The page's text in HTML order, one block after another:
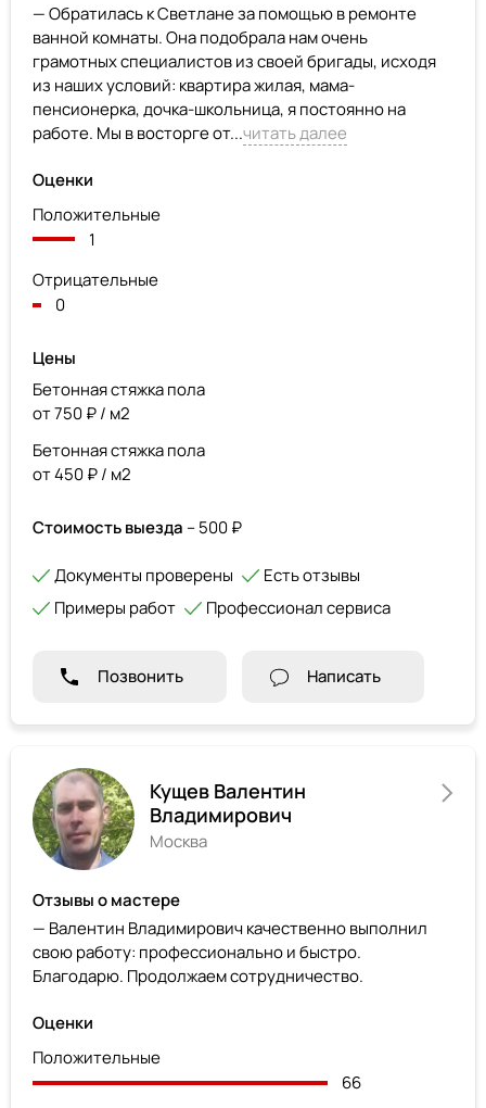
— Обратилась к Светлане за помощью в ремонте
ванной комнаты. Она подобрала нам очень
грамотных специалистов из своей бригады, исходя
из наших условий: квартира жилая, мама-
пенсионерка, дочка-школьница, я постоянно на
работе. Мы в восторге от...читать далее
Оценки
Положительные
1
Отрицательные
0
Цены
Бетонная стяжка пола
от 750 ₽ / м2
Бетонная стяжка пола
от 450 ₽ / м2
Стоимость выезда – 500 ₽
Документы проверены
Есть отзывы
Примеры работ
Профессионал сервиса
Позвонить Написать
Кущев Валентин
Владимирович
Москва
Отзывы о мастере
— Валентин Владимирович качественно выполнил
свою работу: профессионально и быстро.
Благодарю. Продолжаем сотрудничество.
Оценки
Положительные
66